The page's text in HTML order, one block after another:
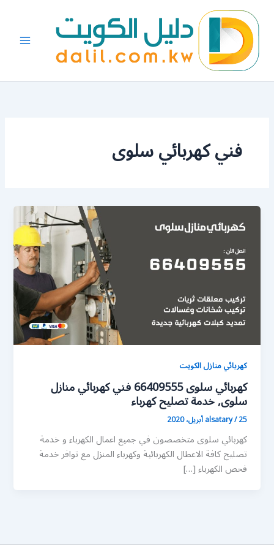
المحتوى
فني كهربائي سلوى
كهربائي منازل الكويت
كهربائي سلوى 66409555 فني كهربائي منازل
سلوى, خدمة تصليح كهرباء
alsatary/25 أبريل، 2020
كهربائي سلوى متخصصون في جميع اعمال الكهرباء و خدمة
تصليح كافة الاعطال الكهربائية وكهرباء المنزل مع توافر خدمة
فحص الكهرباء […]